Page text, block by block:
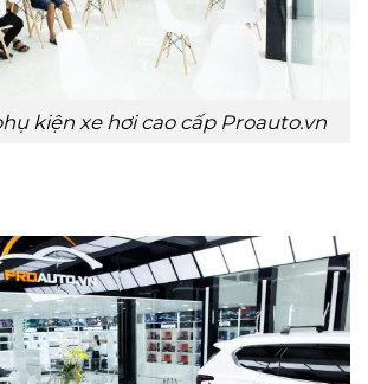
kiện xe hơi cao cấp Proauto.vn